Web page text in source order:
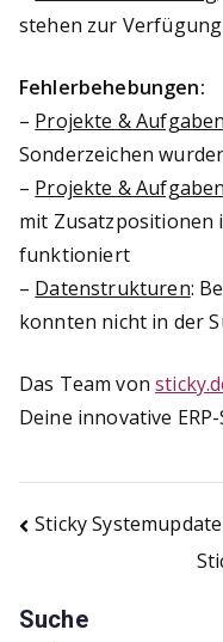
stehen zur Verfügung
Fehlerbehebungen:
– Projekte &
Sonderzeichen
– Projekte &
mit Zusatzpositionen
funktioniert
– Datenstrukturen:
konnten nicht in der
Das Team von
Deine innovative
Sticky
Suche